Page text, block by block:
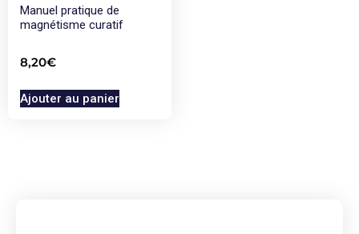
Manuel pratique de
magnétisme curatif
8,20€
Ajouter au panier